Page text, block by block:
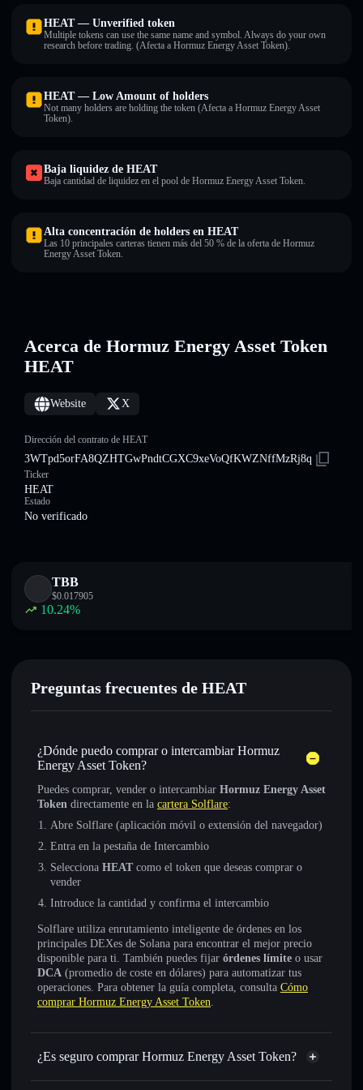
HEAT — Unverified token
Multiple tokens can use the same name and symbol. Always do your own
research before trading. (Afecta a Hormuz Energy Asset Token).
HEAT — Low Amount of holders
Not many holders are holding the token (Afecta a Hormuz Energy Asset
Token).
Baja liquidez de HEAT
Baja cantidad de liquidez en el pool de Hormuz Energy Asset Token.
Alta concentración de holders en HEAT
Las 10 principales carteras tienen más del 50 % de la oferta de Hormuz
Energy Asset Token.
Acerca de Hormuz Energy Asset Token
HEAT
Website X
Dirección del contrato de HEAT
3WTpd5orFA8QZHTGwPndtCGXC9xeVoQfKWZNffMzRj8q
Ticker
HEAT
Estado
No verificado
TBB
$0.017905
10.24%
Preguntas frecuentes de HEAT
¿Dónde puedo comprar o intercambiar Hormuz
Energy Asset Token?
Puedes comprar, vender o intercambiar Hormuz Energy Asset
Token directamente en la cartera Solflare:
Abre Solflare (aplicación móvil o extensión del navegador)
Entra en la pestaña de Intercambio
Selecciona HEAT como el token que deseas comprar o
vender
Introduce la cantidad y confirma el intercambio
Solflare utiliza enrutamiento inteligente de órdenes en los
principales DEXes de Solana para encontrar el mejor precio
disponible para ti. También puedes fijar órdenes límite o usar
DCA (promedio de coste en dólares) para automatizar tus
operaciones. Para obtener la guía completa, consulta Cómo
comprar Hormuz Energy Asset Token.
¿Es seguro comprar Hormuz Energy Asset Token?
Hormuz Energy Asset Token no está verificado